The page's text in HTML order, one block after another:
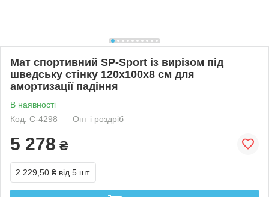
Мат спортивний SP-Sport із вирізом під
шведську стінку 120x100x8 см для
амортизації падіння
В наявності
Код: C-4298
Опт і роздріб
5 278 ₴
2 229,50 ₴ від 5 шт.